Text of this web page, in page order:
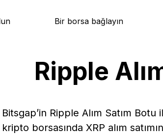
Bir borsa bağlayın
Ripple
Bitsgap’in Ripple Alım Satım
kripto borsasında XRP alım